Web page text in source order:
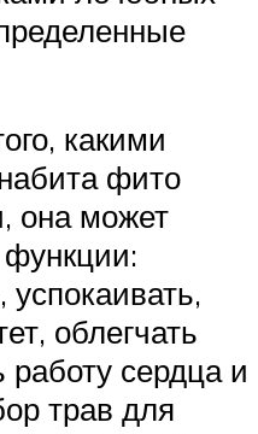
какими
фито
она может
успокаивать,
облегчать
сердца и
трав для